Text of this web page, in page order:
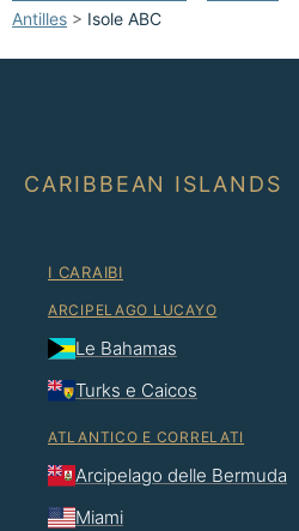
Antilles > Isole ABC
CARIBBEAN ISLANDS
I CARAIBI
ARCIPELAGO LUCAYO
Le Bahamas
Turks e Caicos
ATLANTICO E CORRELATI
Arcipelago delle Bermuda
Miami